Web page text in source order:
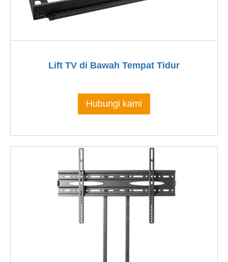
Lift TV di Bawah Tempat Tidur
Hubungi kami